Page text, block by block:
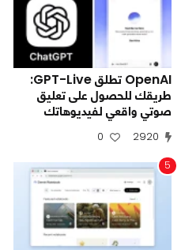
OpenAI تطلق GPT-Live:
طريقك للحصول على تعليق
صوتي واقعي لفيديوهاتك
2920
0
5